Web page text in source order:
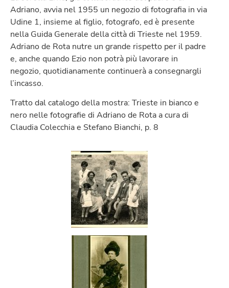
Adriano, avvia nel 1955 un negozio di fotografia in via
Udine 1, insieme al figlio, fotografo, ed è presente
nella Guida Generale della città di Trieste nel 1959.
Adriano de Rota nutre un grande rispetto per il padre
e, anche quando Ezio non potrà più lavorare in
negozio, quotidianamente continuerà a consegnargli
l’incasso.
Tratto dal catalogo della mostra: Trieste in bianco e
nero nelle fotografie di Adriano de Rota a cura di
Claudia Colecchia e Stefano Bianchi, p. 8